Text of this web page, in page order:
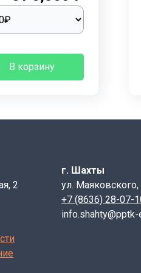
и
с учетом всех параметров
проектной
перемычек:
это сложная
в дц.;
м. В маркировке
следующие параметры:
в изделии;
балконов;
перемычки.
В корзину
2
г. Шахты
ул.
+7 (8636) 28-07-